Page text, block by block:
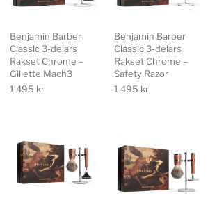
Benjamin Barber
Classic 3-delars
Rakset Chrome –
Gillette Mach3
1 495 kr
Benjamin Barber
Classic 3-delars
Rakset Chrome –
Safety Razor
1 495 kr